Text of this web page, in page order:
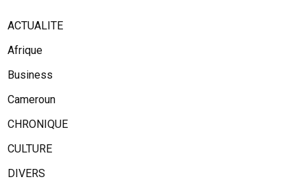
ACTUALITE
Afrique
Business
Cameroun
CHRONIQUE
CULTURE
DIVERS